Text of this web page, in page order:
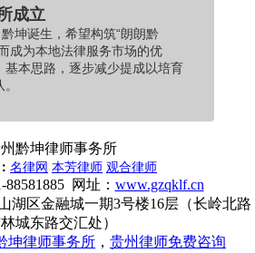
成立
诞生，希望构筑“朗朗黔
成为本地法律服务市场的优
基本思路，逐步减少提成以培育
黔坤律师事务所
名律网 本芳律师 观合律师
88581885 网址： www.gzqklf.cn
湖区金融城一期3号楼16层（长岭北路
城东路交汇处）
坤律师事务所 ， 贵州律师免费咨询